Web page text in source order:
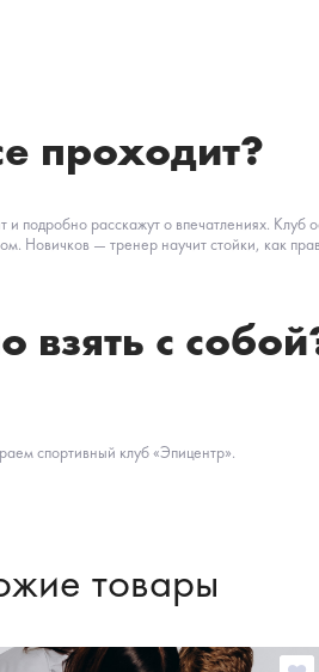
проходит?
и подробно расскажут о впечатлениях.
— тренер научит стойки, как
взять с
спортивный клуб «Эпицентр».
товары